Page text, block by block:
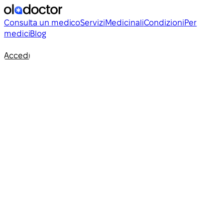
Consulta un medicoServiziMedicinaliCondizioniPer
mediciBlog
Accedi